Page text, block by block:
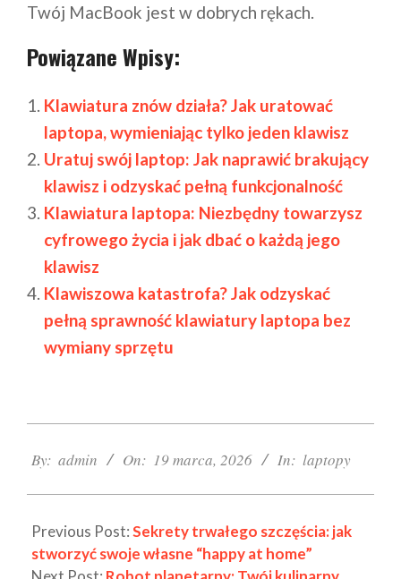
Twój MacBook jest w dobrych rękach.
Powiązane Wpisy:
Klawiatura znów działa? Jak uratować
laptopa, wymieniając tylko jeden klawisz
Uratuj swój laptop: Jak naprawić brakujący
klawisz i odzyskać pełną funkcjonalność
Klawiatura laptopa: Niezbędny towarzysz
cyfrowego życia i jak dbać o każdą jego
klawisz
Klawiszowa katastrofa? Jak odzyskać
pełną sprawność klawiatury laptopa bez
wymiany sprzętu
03-
By: admin On: 19 marca, 2026 In: laptopy
Previous Post:Sekrety trwałego szczęścia: jak
stworzyć swoje własne “happy at home”